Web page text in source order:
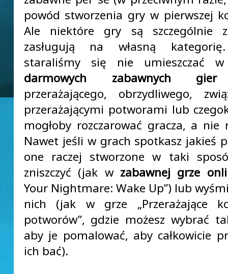
powód stworzenia gry w pierwszej
Ale niektóre gry są szczególnie
zasługują na własną
staraliśmy się nie umieszczać
darmowych zabawnych gier
przerażającego, obrzydliwego,
przerażającymi potworami lub
mogłoby rozczarować gracza, a nie
Nawet jeśli w grach spotkasz jakieś
one raczej stworzone w taki
zniszczyć (jak w zabawnej grze
Your Nightmare: Wake Up”) lub
nich (jak w grze „Przerażające
potworów”, gdzie możesz wybrać
aby je pomalować, aby całkowicie
ich bać).